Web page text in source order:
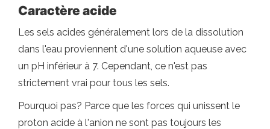
Caractère acide
Les sels acides généralement lors de la dissolution
dans l'eau proviennent d'une solution aqueuse avec
un pH inférieur à 7. Cependant, ce n'est pas
strictement vrai pour tous les sels.
Pourquoi pas? Parce que les forces qui unissent le
proton acide à l'anion ne sont pas toujours les